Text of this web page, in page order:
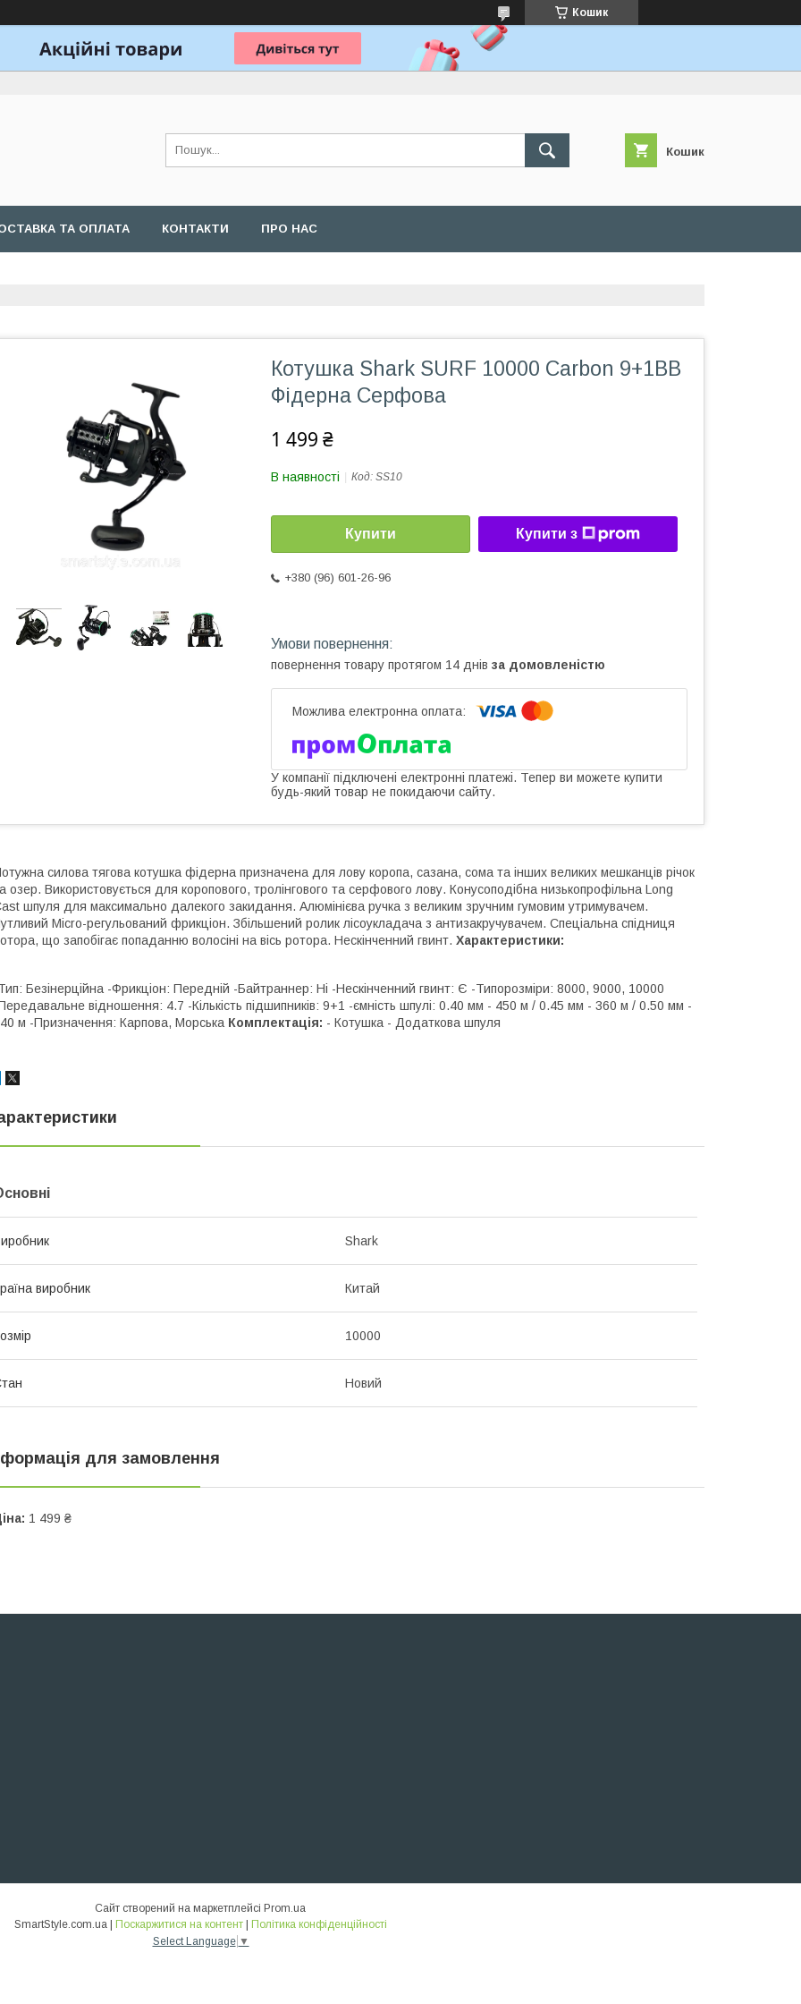
Кошик
Кошик
ТА ОПЛАТА КОНТАКТИ ПРО НАС
Котушка Shark SURF 10000 Carbon 9+1BB
Фідерна Серфова
1 499 ₴
В наявності Код: SS10
Купити Купити з
+380 (96) 601-26-96
повернення товару протягом 14 днів за домовленістю
У компанії підключені електронні платежі. Тепер ви можете купити
будь-який товар не покидаючи сайту.
силова тягова котушка фідерна призначена для лову коропа, сазана, сома та інших великих мешканців річок
озер. Використовується для коропового, тролінгового та серфового лову. Конусоподібна низькопрофільна Long
шпуля для максимально далекого закидання. Алюмінієва ручка з великим зручним гумовим утримувачем.
Micro-регульований фрикціон. Збільшений ролик лісоукладача з антизакручувачем. Спеціальна спідниця
що запобігає попаданню волосіні на вісь ротора. Нескінченний гвинт. Характеристики:
Безінерційна -Фрикціон: Передній -Байтраннер: Ні -Нескінченний гвинт: Є -Типорозміри: 8000, 9000, 10000
відношення: 4.7 -Кількість підшипників: 9+1 -ємність шпулі: 0.40 мм - 450 м / 0.45 мм - 360 м / 0.50 мм -
м -Призначення: Карпова, Морська Комплектація: - Котушка - Додаткова шпуля
Shark
виробник Китай
10000
Новий
для замовлення
1 499 ₴
Сайт створений на маркетплейсі Prom.ua
SmartStyle.com.ua | Поскаржитися на контент | Політика конфіденційності
Select Language ▼